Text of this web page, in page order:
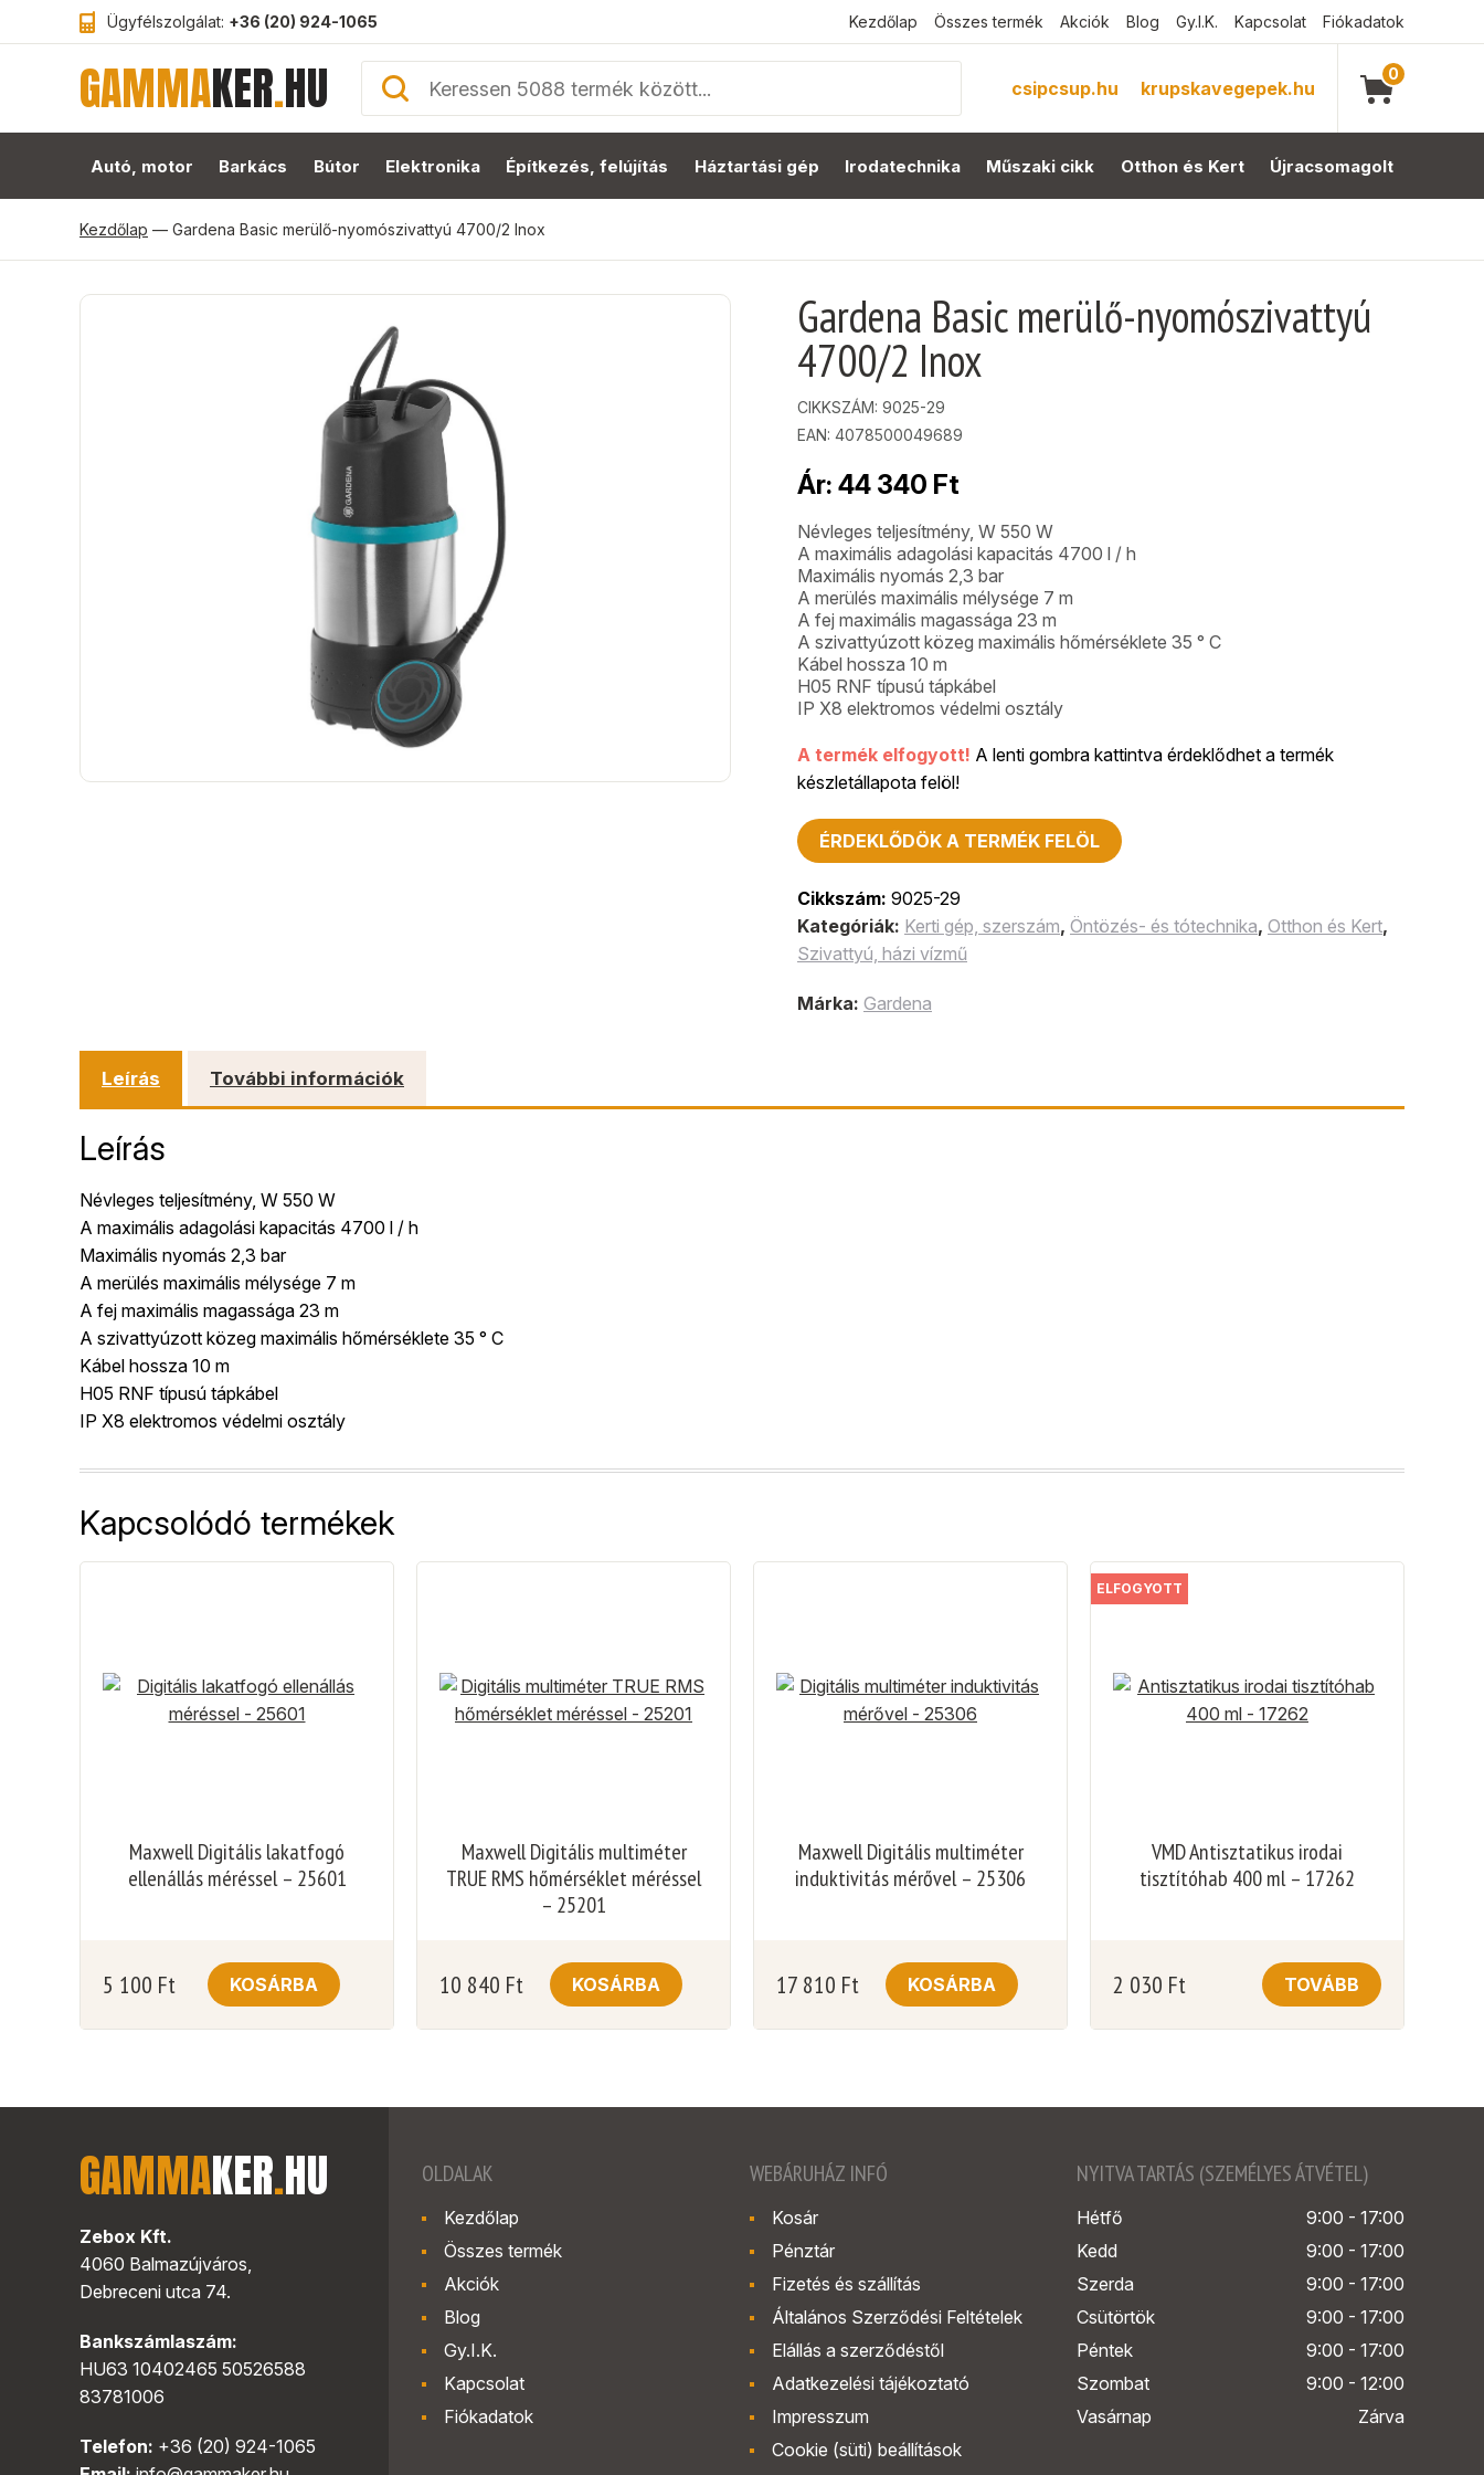
Ügyfélszolgálat: +36 (20) 924-1065 Kezdőlap Összes termék Akciók Blog Gy.I.K. Kapcsolat Fiókadatok
GAMMAKER.HU csipcsup.hu krupskavegepek.hu
0
Autó, motor Barkács Bútor Elektronika Építkezés, felújítás Háztartási gép Irodatechnika Műszaki cikk Otthon és Kert Újracsomagolt
Kezdőlap — Gardena Basic merülő-nyomószivattyú 4700/2 Inox
Gardena Basic merülő-nyomószivattyú
4700/2 Inox
CIKKSZÁM: 9025-29
EAN: 4078500049689
Ár: 44 340 Ft
Névleges teljesítmény, W 550 W
A maximális adagolási kapacitás 4700 l / h
Maximális nyomás 2,3 bar
A merülés maximális mélysége 7 m
A fej maximális magassága 23 m
A szivattyúzott közeg maximális hőmérséklete 35 ° C
Kábel hossza 10 m
H05 RNF típusú tápkábel
IP X8 elektromos védelmi osztály
A termék elfogyott! A lenti gombra kattintva érdeklődhet a termék
készletállapota felöl!
ÉRDEKLŐDÖK A TERMÉK FELÖL
Cikkszám: 9025-29
Kategóriák: Kerti gép, szerszám, Öntözés- és tótechnika, Otthon és Kert,
Szivattyú, házi vízmű
Márka: Gardena
Leírás További információk
Leírás
Névleges teljesítmény, W 550 W
A maximális adagolási kapacitás 4700 l / h
Maximális nyomás 2,3 bar
A merülés maximális mélysége 7 m
A fej maximális magassága 23 m
A szivattyúzott közeg maximális hőmérséklete 35 ° C
Kábel hossza 10 m
H05 RNF típusú tápkábel
IP X8 elektromos védelmi osztály
Kapcsolódó termékek
Maxwell Digitális lakatfogó
ellenállás méréssel – 25601
5 100 Ft KOSÁRBA
Maxwell Digitális multiméter
TRUE RMS hőmérséklet méréssel
– 25201
10 840 Ft KOSÁRBA
Maxwell Digitális multiméter
induktivitás mérővel – 25306
17 810 Ft KOSÁRBA
ELFOGYOTT
VMD Antisztatikus irodai
tisztítóhab 400 ml – 17262
2 030 Ft TOVÁBB
GAMMAKER.HU
Zebox Kft.
4060 Balmazújváros,
Debreceni utca 74.
Bankszámlaszám:
HU63 10402465 50526588
83781006
Telefon: +36 (20) 924-1065
OLDALAK
Kezdőlap
Összes termék
Akciók
Blog
Gy.I.K.
Kapcsolat
Fiókadatok
WEBÁRUHÁZ INFÓ
Kosár
Pénztár
Fizetés és szállítás
Általános Szerződési Feltételek
Elállás a szerződéstől
Adatkezelési tájékoztató
Impresszum
Cookie (süti) beállítások
NYITVA TARTÁS (SZEMÉLYES ÁTVÉTEL)
Hétfő
9:00 - 17:00
Kedd
9:00 - 17:00
Szerda
9:00 - 17:00
Csütörtök
9:00 - 17:00
Péntek
9:00 - 17:00
Szombat
9:00 - 12:00
Vasárnap
Zárva